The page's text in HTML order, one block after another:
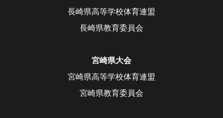
長崎県高等学校体育連盟
長崎県教育委員会
宮崎県大会
宮崎県高等学校体育連盟
宮崎県教育委員会